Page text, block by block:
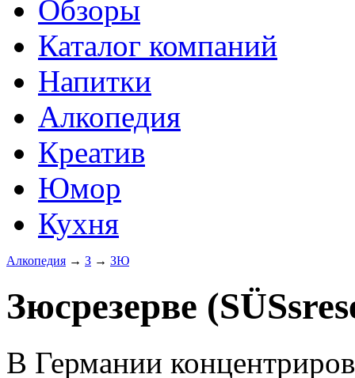
Обзоры
Каталог компаний
Напитки
Алкопедия
Креатив
Юмор
Кухня
Алкопедия → З → ЗЮ
Зюсрезерве
В Германии